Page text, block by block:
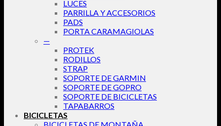
LUCES
PARRILLA Y ACCESORIOS
PADS
PORTA CARAMAGIOLAS
—
PROTEK
RODILLOS
STRAP
SOPORTE DE GARMIN
SOPORTE DE GOPRO
SOPORTE DE BICICLETAS
TAPABARROS
BICICLETAS